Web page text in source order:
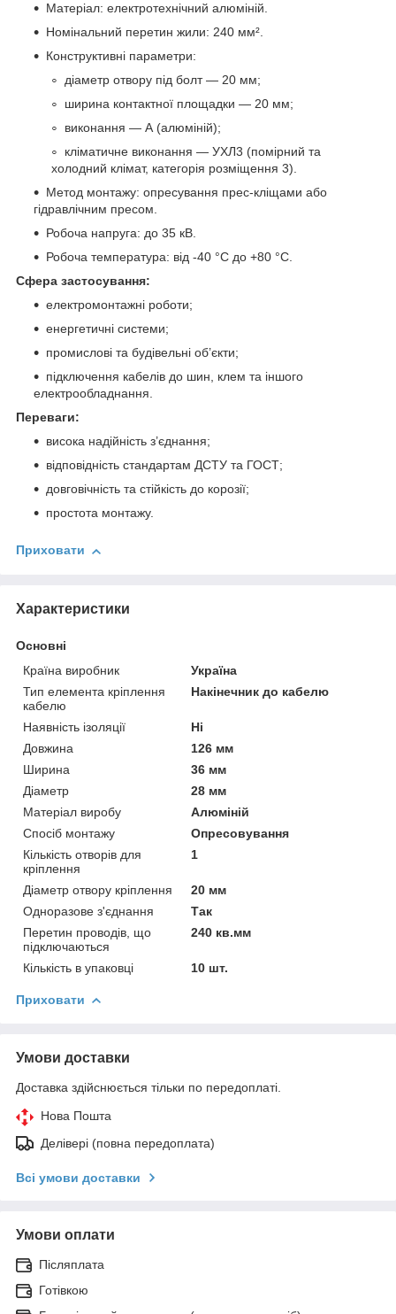
Матеріал: електротехнічний алюміній.
Номінальний перетин жили: 240 мм².
Конструктивні параметри:
діаметр отвору під болт — 20 мм;
ширина контактної площадки — 20 мм;
виконання — А (алюміній);
кліматичне виконання — УХЛ3 (помірний та
холодний клімат, категорія розміщення 3).
Метод монтажу: опресування прес-кліщами або
гідравлічним пресом.
Робоча напруга: до 35 кВ.
Робоча температура: від -40 °C до +80 °C.
Сфера застосування:
електромонтажні роботи;
енергетичні системи;
промислові та будівельні об’єкти;
підключення кабелів до шин, клем та іншого
електрообладнання.
Переваги:
висока надійність з’єднання;
відповідність стандартам ДСТУ та ГОСТ;
довговічність та стійкість до корозії;
простота монтажу.
Приховати
Характеристики
Основні
Країна виробник
Україна
Тип елемента кріплення
кабелю
Накінечник до кабелю
Наявність ізоляції
Ні
Довжина
126 мм
Ширина
36 мм
Діаметр
28 мм
Матеріал виробу
Алюміній
Спосіб монтажу
Опресовування
Кількість отворів для
кріплення
1
Діаметр отвору кріплення
20 мм
Одноразове з'єднання
Так
Перетин проводів, що
підключаються
240 кв.мм
Кількість в упаковці 10 шт.
Приховати
Умови доставки
Доставка здійснюється тільки по передоплаті.
Нова Пошта
Делівері (повна передоплата)
Всі умови доставки
Умови оплати
Післяплата
Готівкою